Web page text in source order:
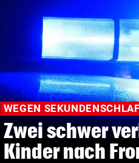
WEGEN SEKUNDENSCHLAF
Zwei schwer
Kinder nach